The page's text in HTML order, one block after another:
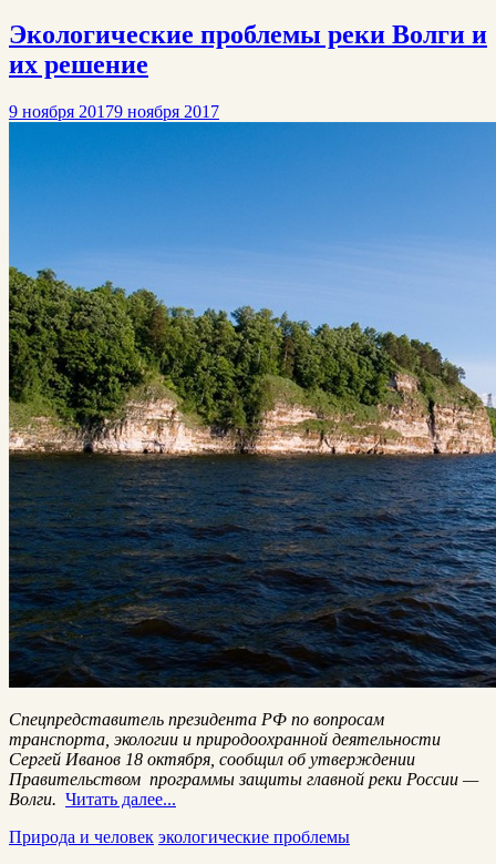
Экологические проблемы реки Волги и
их решение
9 ноября 20179 ноября 2017
Спецпредставитель президента РФ по вопросам
транспорта, экологии и природоохранной деятельности
Сергей Иванов 18 октября, сообщил об утверждении
Правительством программы защиты главной реки России —
Волги. Читать далее...
Природа и человек экологические проблемы